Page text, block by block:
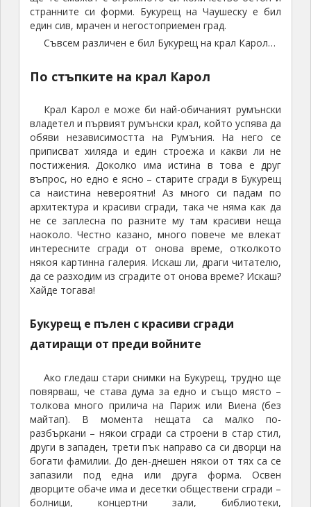
Съвсем различен е бил Букурещ на крал Карол…
По стъпките на крал Карол
Крал Карол е може би най-обичаният румънски
обяви независимостта на Румъния. На него се
приписват хиляда и един строежа и какви ли не
постижения. Доколко има истина в това е друг
въпрос, но едно е ясно – старите сгради в Букурещ
са наистина невероятни! Аз много си падам по
архитектура и красиви сгради, така че няма как да
не се заплесна по разните му там красиви неща
наоколо. Честно казано, много повече ме влекат
интересните сгради от онова време, отколкото
някоя картинна галерия. Искаш ли, драги читателю,
да се разходим из сградите от онова време? Искаш?
Хайде тогава!
Букурещ е пълен с красиви сгради
Ако гледаш стари снимки на Букурещ, трудно ще
толкова много прилича на Париж или Виена (без
майтап). В момента нещата са малко по-
разбъркани – някои сгради са строени в стар стил,
други в западен, трети пък направо са си дворци на
богати фамилии. До ден-днешен някои от тях са се
запазили под една или друга форма. Освен
дворците обаче има и десетки обществени сгради –
болници, концертни зали, библиотеки,
университети… Старият царски дворец и до днес
съществува, макар и функциониращ като музей на